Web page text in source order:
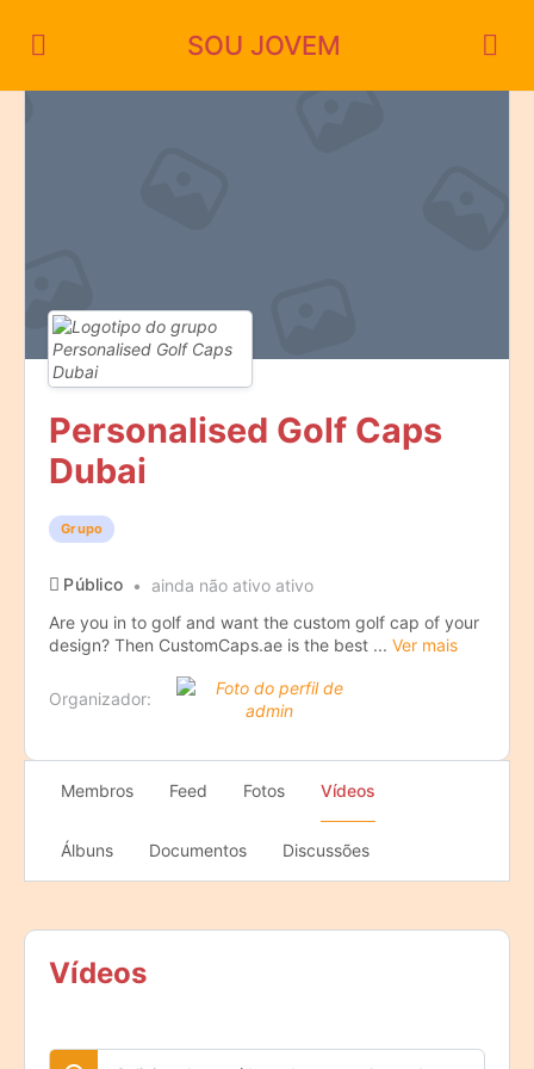
SOU JOVEM
Personalised Golf Caps
Dubai
Grupo
Público
ainda não ativo ativo
Are you in to golf and want the custom golf cap of your
design? Then CustomCaps.ae is the best ... Ver mais
Organizador:
Membros Feed Fotos Vídeos
Álbuns Documentos Discussões
Vídeos